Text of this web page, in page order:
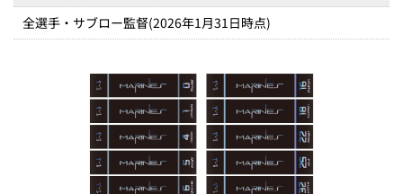
全選手・サブロー監督(2026年1月31日時点)